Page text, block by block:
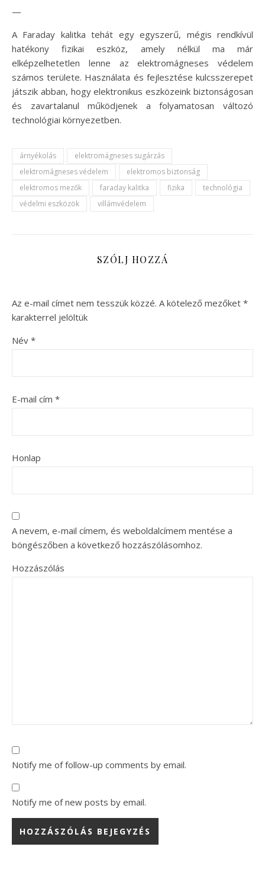
—
A Faraday kalitka tehát egy egyszerű, mégis rendkívül
hatékony fizikai eszköz, amely nélkül ma már
elképzelhetetlen lenne az elektromágneses védelem
számos területe. Használata és fejlesztése kulcsszerepet
játszik abban, hogy elektronikus eszközeink biztonságosan
és zavartalanul működjenek a folyamatosan változó
technológiai környezetben.
árnyékolás
elektromágneses sugárzás
elektromágneses védelem
elektromos biztonság
elektromos mezők
faraday kalitka fizika
technológia
védelmi eszközök
villámvédelem
SZÓLJ HOZZÁ
Az e-mail címet nem tesszük közzé. A kötelező mezőket *
karakterrel jelöltük
Név *
E-mail cím *
Honlap
A nevem, e-mail címem, és weboldalcímem mentése a
böngészőben a következő hozzászólásomhoz.
Hozzászólás
Notify me of follow-up comments by email.
Notify me of new posts by email.